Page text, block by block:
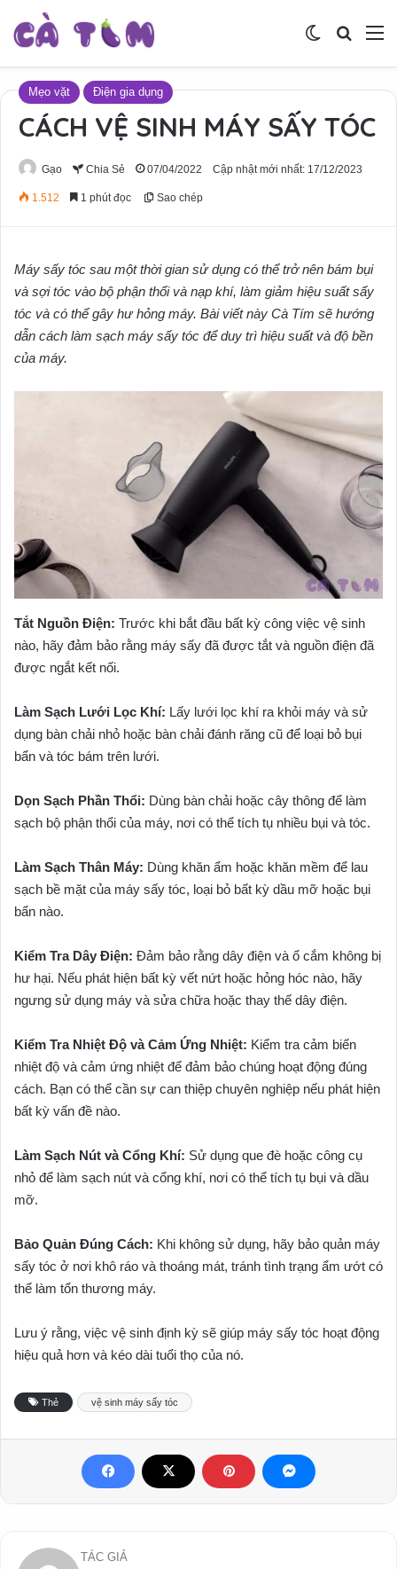
Tìm
Switch skin
Mẹo vặt Điện gia dụng
CÁCH VỆ SINH MÁY SẤY TÓC
Gạo Chia Sẻ 07/04/2022 Cập nhật mới nhất: 17/12/2023
1.512 1 phút đọc Sao chép
Máy sấy tóc sau một thời gian sử dụng có thể trở nên bám bụi
và sợi tóc vào bộ phận thổi và nạp khí, làm giảm hiệu suất sấy
tóc và có thể gây hư hỏng máy. Bài viết này Cà Tím sẽ hướng
dẫn cách làm sạch máy sấy tóc để duy trì hiệu suất và độ bền
của máy.
Tắt Nguồn Điện: Trước khi bắt đầu bất kỳ công việc vệ sinh
nào, hãy đảm bảo rằng máy sấy đã được tắt và nguồn điện đã
được ngắt kết nối.
Làm Sạch Lưới Lọc Khí: Lấy lưới lọc khí ra khỏi máy và sử
dụng bàn chải nhỏ hoặc bàn chải đánh răng cũ để loại bỏ bụi
bẩn và tóc bám trên lưới.
Dọn Sạch Phần Thổi: Dùng bàn chải hoặc cây thông để làm
sạch bộ phận thổi của máy, nơi có thể tích tụ nhiều bụi và tóc.
Làm Sạch Thân Máy: Dùng khăn ẩm hoặc khăn mềm để lau
sạch bề mặt của máy sấy tóc, loại bỏ bất kỳ dầu mỡ hoặc bụi
bẩn nào.
Kiểm Tra Dây Điện: Đảm bảo rằng dây điện và ổ cắm không bị
hư hại. Nếu phát hiện bất kỳ vết nứt hoặc hỏng hóc nào, hãy
ngưng sử dụng máy và sửa chữa hoặc thay thế dây điện.
Kiểm Tra Nhiệt Độ và Cảm Ứng Nhiệt: Kiểm tra cảm biến
nhiệt độ và cảm ứng nhiệt để đảm bảo chúng hoạt động đúng
cách. Bạn có thể cần sự can thiệp chuyên nghiệp nếu phát hiện
bất kỳ vấn đề nào.
Làm Sạch Nút và Cổng Khí: Sử dụng que đè hoặc công cụ
nhỏ để làm sạch nút và cổng khí, nơi có thể tích tụ bụi và dầu
mỡ.
Bảo Quản Đúng Cách: Khi không sử dụng, hãy bảo quản máy
sấy tóc ở nơi khô ráo và thoáng mát, tránh tình trạng ẩm ướt có
thể làm tổn thương máy.
Lưu ý rằng, việc vệ sinh định kỳ sẽ giúp máy sấy tóc hoạt động
hiệu quả hơn và kéo dài tuổi thọ của nó.
Thẻ vệ sinh máy sấy tóc
TÁC GIẢ